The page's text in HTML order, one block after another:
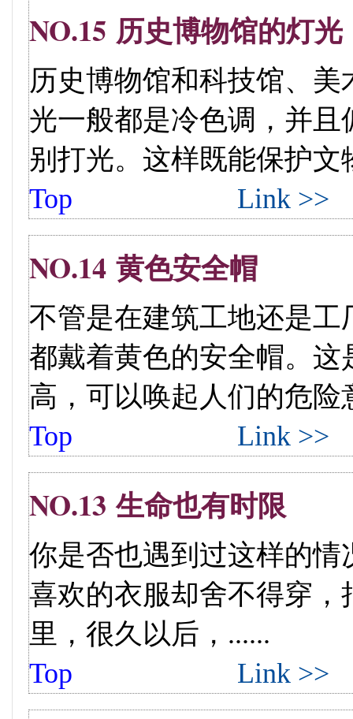
NO.15 历史博物馆的灯光
历史博物馆和科技馆、
光一般都是冷色调，并且
别打光。这样既能保护文
Top
Link >>
NO.14 黄色安全帽
不管是在建筑工地还是工
都戴着黄色的安全帽。这
高，可以唤起人们的危险
Top
Link >>
NO.13 生命也有时限
你是否也遇到过这样的情
喜欢的衣服却舍不得穿，
里，很久以后，......
Top
Link >>